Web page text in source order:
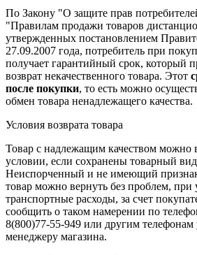
По Закону "О защите прав
"Правилам продажи товаров
утвержденных постановлением
27.09.2007 года, потребитель при
получает гарантийный срок, который
возврат некачественного товара. Этот
после покупки, то есть можно
обмен товара ненадлежащего качества.
Условия возврата товара
Товар с надлежащим качеством можно
условии, если сохранены товарный
Неиспорченный и не имеющий
товар можно вернуть без проблем, при
транспортные расходы, за счет
сообщить о таком намерении по
8(800)77-55-949 или другим телефонам
менеджеру магазина.